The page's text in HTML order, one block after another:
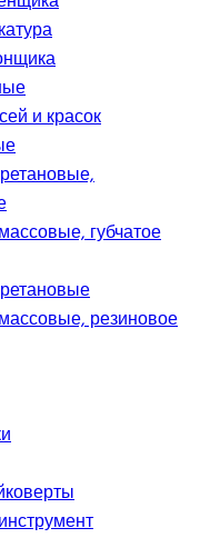
и красок
губчатое
резиновое